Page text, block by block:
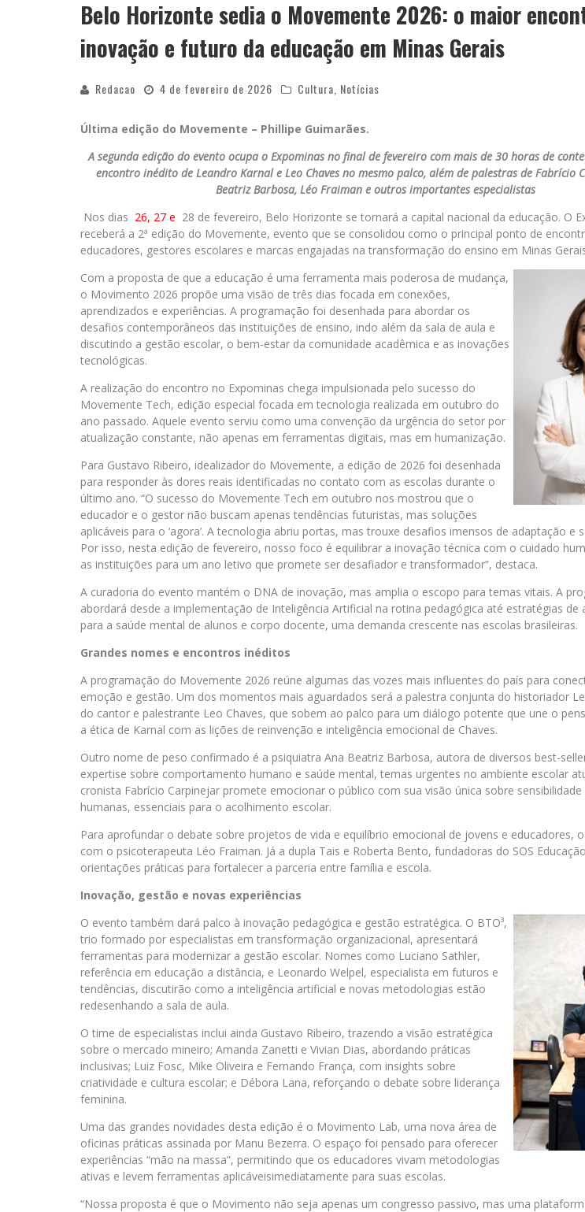
Belo Horizonte sedia o Movemente 2026: o maior
inovação e futuro da educação em Minas Gerais
Redacao 4 de fevereiro de 2026 Cultura Notícias
Última edição do Movemente – Phillipe Guimarães.
A segunda edição do evento ocupa o Expominas no final de fevereiro com mais de 30 horas de
encontro inédito de Leandro Karnal e Leo Chaves no mesmo palco, além de palestras de Fabrício
Beatriz Barbosa, Léo Fraiman e outros importantes especialistas
Nos dias 26, 27 e 28 de fevereiro, Belo Horizonte se tornará a capital nacional da educação. O
receberá a 2ª edição do Movemente, evento que se consolidou como o principal ponto de
educadores, gestores escolares e marcas engajadas na transformação do ensino em Minas
Com a proposta de que a educação é uma ferramenta mais poderosa de mudança,
o Movimento 2026 propõe uma visão de três dias focada em conexões,
aprendizados e experiências. A programação foi desenhada para abordar os
desafios contemporâneos das instituições de ensino, indo além da sala de aula e
discutindo a gestão escolar, o bem-estar da comunidade acadêmica e as inovações
tecnológicas.
A realização do encontro no Expominas chega impulsionada pelo sucesso do
Movemente Tech, edição especial focada em tecnologia realizada em outubro do
ano passado. Aquele evento serviu como uma convenção da urgência do setor por
atualização constante, não apenas em ferramentas digitais, mas em humanização.
Para Gustavo Ribeiro, idealizador do Movemente, a edição de 2026 foi desenhada
para responder às dores reais identificadas no contato com as escolas durante o
último ano. “O sucesso do Movemente Tech em outubro nos mostrou que o
educador e o gestor não buscam apenas tendências futuristas, mas soluções
aplicáveis para o ‘agora’. A tecnologia abriu portas, mas trouxe desafios imensos de adaptação e
Por isso, nesta edição de fevereiro, nosso foco é equilibrar a inovação técnica com o cuidado
as instituições para um ano letivo que promete ser desafiador e transformador”, destaca.
A curadoria do evento mantém o DNA de inovação, mas amplia o escopo para temas vitais. A
abordará desde a implementação de Inteligência Artificial na rotina pedagógica até estratégias de
para a saúde mental de alunos e corpo docente, uma demanda crescente nas escolas brasileiras.
Grandes nomes e encontros inéditos
A programação do Movemente 2026 reúne algumas das vozes mais influentes do país para
emoção e gestão. Um dos momentos mais aguardados será a palestra conjunta do historiador
do cantor e palestrante Leo Chaves, que sobem ao palco para um diálogo potente que une o
a ética de Karnal com as lições de reinvenção e inteligência emocional de Chaves.
Outro nome de peso confirmado é a psiquiatra Ana Beatriz Barbosa, autora de diversos best-
expertise sobre comportamento humano e saúde mental, temas urgentes no ambiente escolar
cronista Fabrício Carpinejar promete emocionar o público com sua visão única sobre sensibilidade
humanas, essenciais para o acolhimento escolar.
Para aprofundar o debate sobre projetos de vida e equilíbrio emocional de jovens e educadores,
com o psicoterapeuta Léo Fraiman. Já a dupla Tais e Roberta Bento, fundadoras do SOS
orientações práticas para fortalecer a parceria entre família e escola.
Inovação, gestão e novas experiências
O evento também dará palco à inovação pedagógica e gestão estratégica. O BTO³,
trio formado por especialistas em transformação organizacional, apresentará
ferramentas para modernizar a gestão escolar. Nomes como Luciano Sathler,
referência em educação a distância, e Leonardo Welpel, especialista em futuros e
tendências, discutirão como a inteligência artificial e novas metodologias estão
redesenhando a sala de aula.
O time de especialistas inclui ainda Gustavo Ribeiro, trazendo a visão estratégica
sobre o mercado mineiro; Amanda Zanetti e Vivian Dias, abordando práticas
inclusivas; Luiz Fosc, Mike Oliveira e Fernando França, com insights sobre
criatividade e cultura escolar; e Débora Lana, reforçando o debate sobre liderança
feminina.
Uma das grandes novidades desta edição é o Movimento Lab, uma nova área de
oficinas práticas assinada por Manu Bezerra. O espaço foi pensado para oferecer
experiências “mão na massa”, permitindo que os educadores vivam metodologias
ativas e levem ferramentas aplicáveis​​imediatamente para suas escolas.
“Nossa proposta é que o Movimento não seja apenas um congresso passivo, mas uma